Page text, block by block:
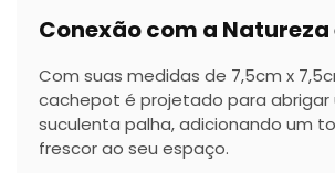
Conexão com a Natureza
Com suas medidas de 7,5cm x
cachepot é projetado para abrigar
suculenta palha, adicionando um
frescor ao seu espaço.